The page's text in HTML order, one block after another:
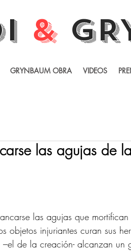
&
GRYNBAUM OBRA VIDEOS
las agujas de
las agujas que
objetos injuriantes curan sus
de la creación- alcanzan un